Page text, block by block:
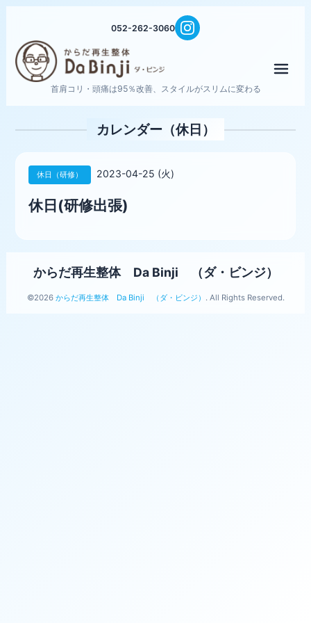
052-262-3060
首肩コリ・頭痛は95％改善、スタイルがスリムに変わる
カレンダー（休日）
休日（研修） 2023-04-25 (火)
休日(研修出張)
からだ再生整体 Da Binji （ダ・ビンジ）
©2026 からだ再生整体 Da Binji （ダ・ビンジ） . All Rights Reserved.